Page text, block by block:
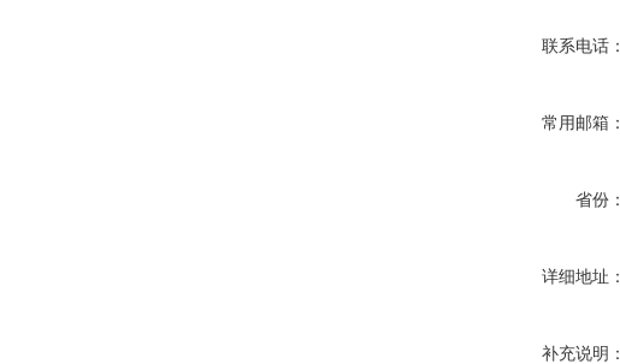
联系电话：
常用邮箱：
省份：
详细地址：
补充说明：